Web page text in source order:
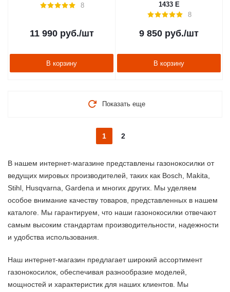
8
11 990руб./шт
В корзину
1433 E
8
9 850 руб./шт
В корзину
Показать еще
1 2
В нашем интернет-магазине представлены газонокосилки от
ведущих мировых производителей, таких как Bosch, Makita,
Stihl, Husqvarna, Gardena и многих других. Мы уделяем
особое внимание качеству товаров, представленных в нашем
каталоге. Мы гарантируем, что наши газонокосилки отвечают
самым высоким стандартам производительности, надежности
и удобства использования.
Наш интернет-магазин предлагает широкий ассортимент
газонокосилок, обеспечивая разнообразие моделей,
мощностей и характеристик для наших клиентов. Мы